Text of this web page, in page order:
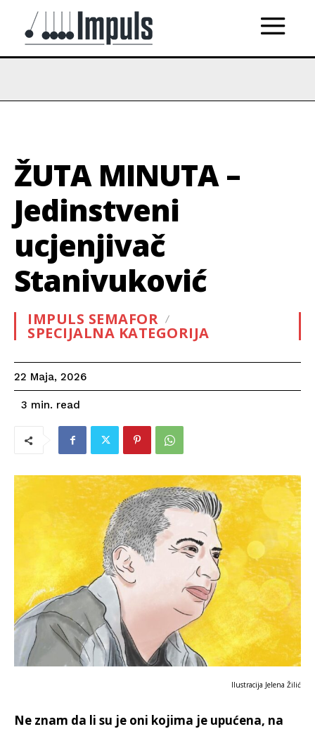
ŽUTA MINUTA –
Jedinstveni
ucjenjivač
Stanivuković
IMPULS SEMAFOR
SPECIJALNA KATEGORIJA
22 Maja, 2026
3 min. read
Ilustracija Jelena Žilić
Ne znam da li su je oni kojima je upućena, na